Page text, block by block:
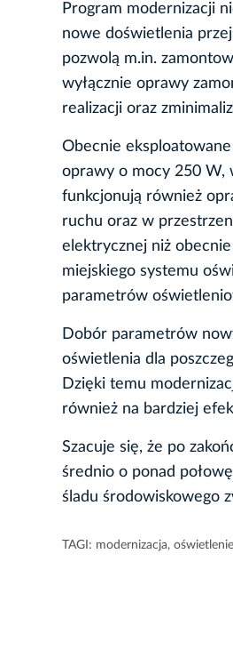
Program modernizacji
nowe doświetlenia
pozwolą m.in.
wyłącznie oprawy
realizacji oraz
Obecnie
oprawy o mocy 250 W,
funkcjonują również
ruchu oraz w
elektrycznej niż
miejskiego systemu
parametrów
Dobór parametrów
oświetlenia dla
Dzięki temu
również na bardziej
Szacuje się, że po
średnio o ponad
śladu środowiskowego
TAGI: modernizacja, oświetlenie